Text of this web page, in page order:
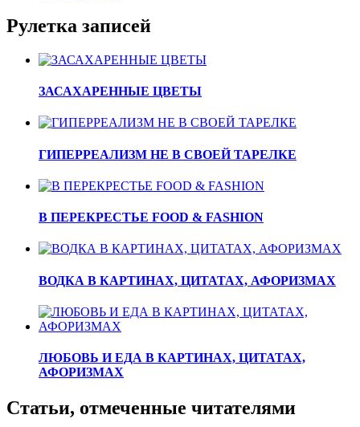
Рулетка записей
ЗАСАХАРЕННЫЕ ЦВЕТЫ
ГИПЕРРЕАЛИЗМ НЕ В СВОЕЙ ТАРЕЛКЕ
В ПЕРЕКРЕСТЬЕ FOOD & FASHION
ВОДКА В КАРТИНАХ, ЦИТАТАХ, АФОРИЗМАХ
ЛЮБОВЬ И ЕДА В КАРТИНАХ, ЦИТАТАХ,
АФОРИЗМАХ
Статьи, отмеченные читателями